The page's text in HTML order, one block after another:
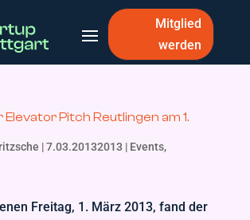
Mitglied
werden
Pitch Reutlingen am 1.
|7.03.20132013 | Events,
Freitag, 1. März 2013, fand der